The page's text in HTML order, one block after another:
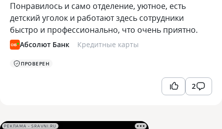
Понравилось и само отделение, уютное, есть
детский уголок и работают здесь сотрудники
быстро и профессионально, что очень приятно.
Абсолют Банк Кредитные карты
ПРОВЕРЕН
2
РЕКЛАМА • SRAVNI.RU